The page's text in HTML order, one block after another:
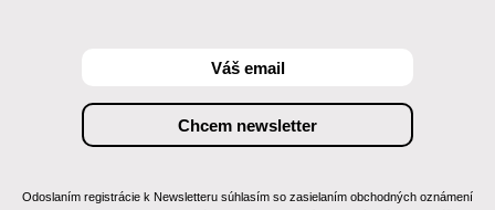
Odoslaním registrácie k Newsletteru súhlasím so zasielaním obchodných oznámení